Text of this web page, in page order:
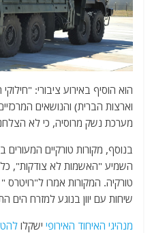
הוא הוסיף באירוע ציבורי:
וארצות הברית) והנושאים
מערכת נשק מרוסיה, כי לא
בנוסף, מקורות טורקיים
השמיע "האשמות לא צודקות",
טורקיה. המקורות אמרו ל"רויטרס
שיחות עם יוון בנוגע למזרח הים
מנהיגי האיחוד האירופי ישקלו